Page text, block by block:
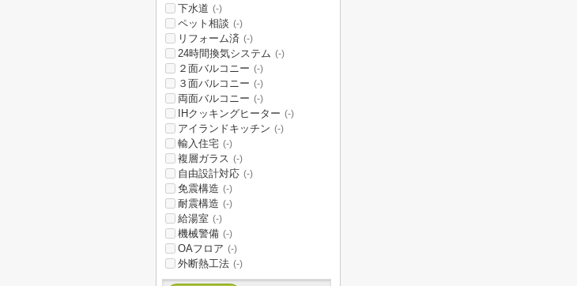
下水道 (-)
ペット相談 (-)
リフォーム済 (-)
24時間換気システム (-)
２面バルコニー (-)
３面バルコニー (-)
両面バルコニー (-)
IHクッキングヒーター (-)
アイランドキッチン (-)
輸入住宅 (-)
複層ガラス (-)
自由設計対応 (-)
免震構造 (-)
耐震構造 (-)
給湯室 (-)
機械警備 (-)
OAフロア (-)
外断熱工法 (-)